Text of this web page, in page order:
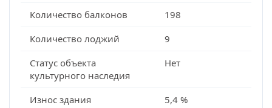
Количество балконов
198
Количество лоджий
9
Статус объекта
культурного наследия
Нет
Износ здания 5,4 %